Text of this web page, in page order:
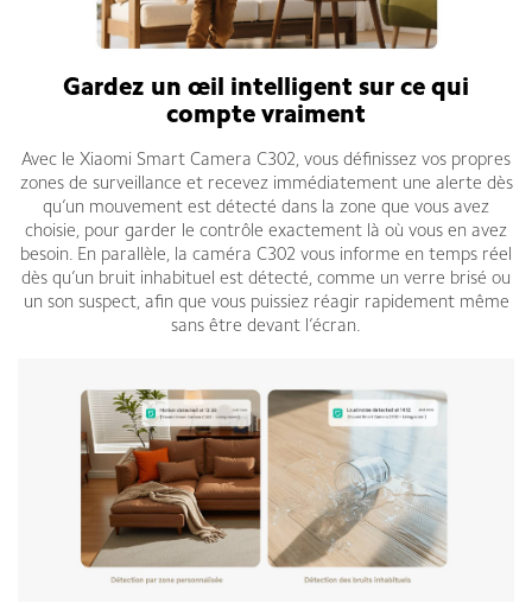
Gardez un œil intelligent sur ce qui
compte vraiment
Avec le Xiaomi Smart Camera C302, vous définissez vos propres
zones de surveillance et recevez immédiatement une alerte dès
qu’un mouvement est détecté dans la zone que vous avez
choisie, pour garder le contrôle exactement là où vous en avez
besoin. En parallèle, la caméra C302 vous informe en temps réel
dès qu’un bruit inhabituel est détecté, comme un verre brisé ou
un son suspect, afin que vous puissiez réagir rapidement même
sans être devant l’écran.